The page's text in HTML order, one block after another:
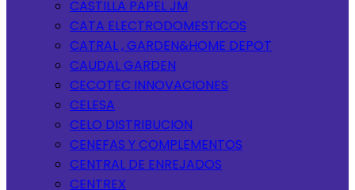
CASTILLA PAPEL JM
CATA ELECTRODOMESTICOS
CATRAL , GARDEN&HOME DEPOT
CAUDAL GARDEN
CECOTEC INNOVACIONES
CELESA
CELO DISTRIBUCION
CENEFAS Y COMPLEMENTOS
CENTRAL DE ENREJADOS
CENTREX